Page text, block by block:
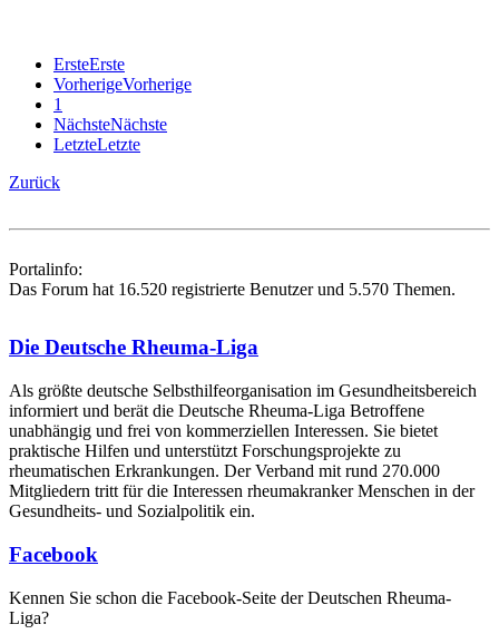
ErsteErste
VorherigeVorherige
1
NächsteNächste
LetzteLetzte
Zurück
Portalinfo:
Das Forum hat 16.520 registrierte Benutzer und 5.570 Themen.
Die Deutsche Rheuma-Liga
Als größte deutsche Selbsthilfe­organisation im Gesundheitsbereich
informiert und berät die Deutsche Rheuma-Liga Betroffene
unabhängig und frei von kommerziellen Interessen. Sie bietet
praktische Hilfen und unterstützt Forschungsprojekte zu
rheumatischen Erkrankungen. Der Verband mit rund 270.000
Mitgliedern tritt für die Interessen rheumakranker Menschen in der
Gesundheits- und Sozialpolitik ein.
Facebook
Kennen Sie schon die Facebook-Seite der Deutschen Rheuma-
Liga?